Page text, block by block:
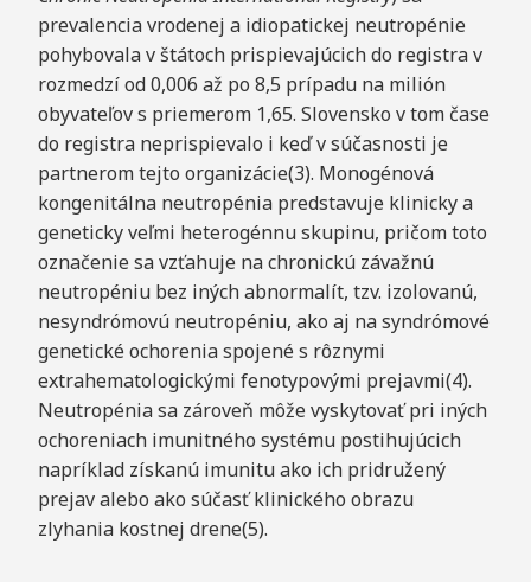
prevalencia vrodenej a idiopatickej neutropénie
pohybovala v štátoch prispievajúcich do registra v
rozmedzí od 0,006 až po 8,5 prípadu na milión
obyvateľov s priemerom 1,65. Slovensko v tom čase
do registra neprispievalo i keď v súčasnosti je
partnerom tejto organizácie(3). Monogénová
kongenitálna neutropénia predstavuje klinicky a
geneticky veľmi heterogénnu skupinu, pričom toto
označenie sa vzťahuje na chronickú závažnú
neutropéniu bez iných abnormalít, tzv. izolovanú,
nesyndrómovú neutropéniu, ako aj na syndrómové
genetické ochorenia spojené s rôznymi
extrahematologickými fenotypovými prejavmi(4).
Neutropénia sa zároveň môže vyskytovať pri iných
ochoreniach imunitného systému postihujúcich
napríklad získanú imunitu ako ich pridružený
prejav alebo ako súčasť klinického obrazu
zlyhania kostnej drene(5).